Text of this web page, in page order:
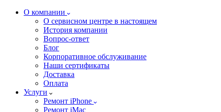
О компании
О сервисном центре в настоящем
История компании
Вопрос-ответ
Блог
Корпоративное обслуживание
Наши сертификаты
Доставка
Оплата
Услуги
Ремонт iPhone
Ремонт iMac